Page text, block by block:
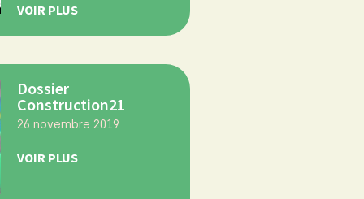
VOIR PLUS
Dossier
Construction21
26 novembre 2019
VOIR PLUS